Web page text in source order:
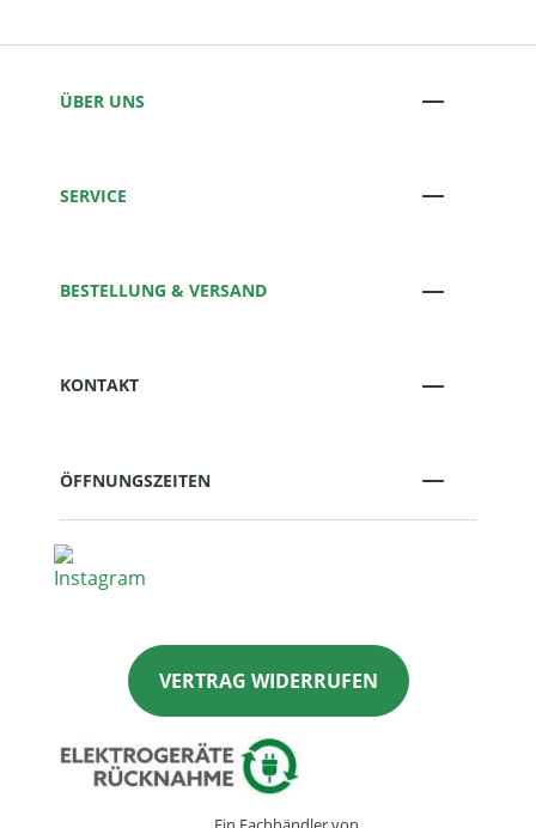
ÜBER UNS
SERVICE
BESTELLUNG & VERSAND
KONTAKT
ÖFFNUNGSZEITEN
VERTRAG WIDERRUFEN